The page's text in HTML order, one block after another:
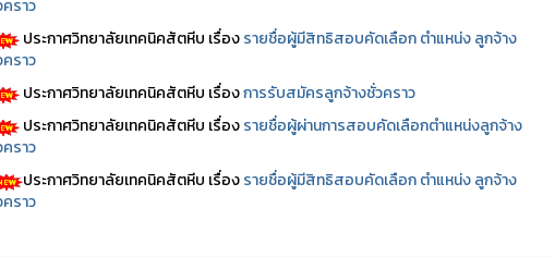
คราว
ประกาศวิทยาลัยเทคนิคสัตหีบ เรื่องรายชื่อผู้มีสิทธิสอบคัดเลือก ตำแหน่ง ลูกจ้าง
คราว
ประกาศวิทยาลัยเทคนิคสัตหีบ เรื่องการรับสมัครลูกจ้างชั่วคราว
ประกาศวิทยาลัยเทคนิคสัตหีบ เรื่องรายชื่อผู้ผ่านการสอบคัดเลือกตำแหน่งลูกจ้าง
คราว
ประกาศวิทยาลัยเทคนิคสัตหีบ เรื่องรายชื่อผู้มีสิทธิสอบคัดเลือก ตำแหน่ง ลูกจ้าง
คราว